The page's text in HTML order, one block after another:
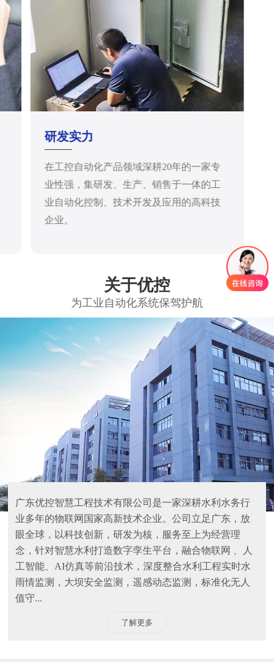
研发实力
在工控自动化产品领域深耕20年的一家专
业性强，集研发、生产、销售于一体的工
业自动化控制、技术开发及应用的高科技
企业。
关于优控
为工业自动化系统保驾护航
广东优控智慧工程技术有限公司是一家深耕水利水务行
业多年的物联网国家高新技术企业。公司立足广东，放
眼全球，以科技创新，研发为核，服务至上为经营理
念，针对智慧水利打造数字孪生平台，融合物联网 、人
工智能、AI仿真等前沿技术，深度整合水利工程实时水
雨情监测，大坝安全监测，遥感动态监测，标准化无人
值守...
了解更多